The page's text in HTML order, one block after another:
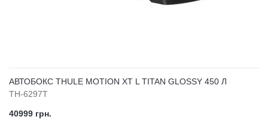
АВТОБОКС THULE MOTION XT L TITAN GLOSSY 450 Л
TH-6297T
40999 грн.